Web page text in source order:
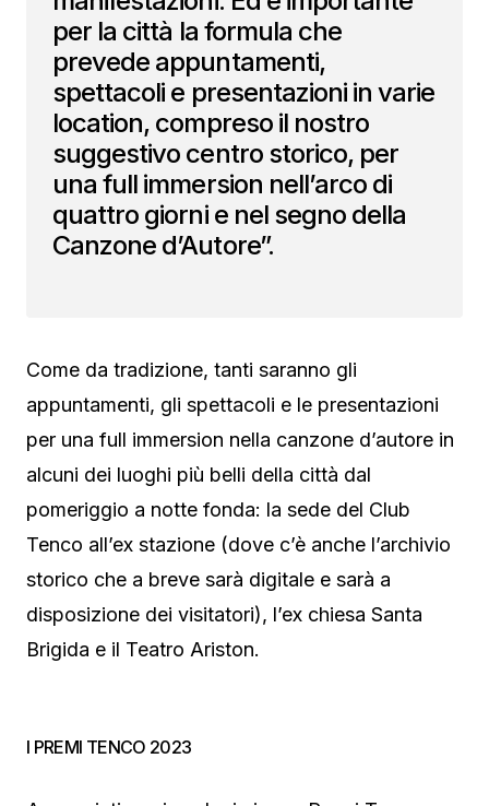
per la città la formula che
prevede appuntamenti,
spettacoli e presentazioni in varie
location, compreso il nostro
suggestivo centro storico, per
una full immersion nell’arco di
quattro giorni e nel segno della
Canzone d’Autore”.
Come da tradizione, tanti saranno gli
appuntamenti, gli spettacoli e le presentazioni
per una full immersion nella canzone d’autore in
alcuni dei luoghi più belli della città dal
pomeriggio a notte fonda: la sede del Club
Tenco all’ex stazione (dove c’è anche l’archivio
storico che a breve sarà digitale e sarà a
disposizione dei visitatori), l’ex chiesa Santa
Brigida e il Teatro Ariston.
I PREMI TENCO 2023